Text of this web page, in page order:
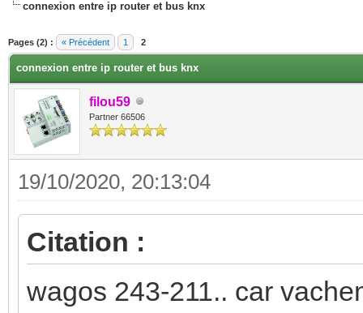
connexion entre ip router et bus knx
Pages (2) : « Précédent 1 2
connexion entre ip router et bus knx
filou59
Partner 66506
19/10/2020, 20:13:04
Citation :
wagos 243-211.. car